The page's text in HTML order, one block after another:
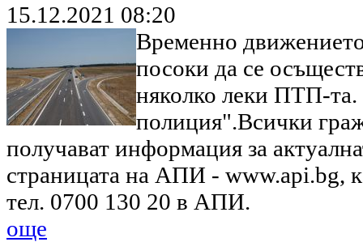
15.12.2021 08:20
Временно
посоки да се
няколко леки ПТП-
полиция".Всички
получават информация за
страницата на АПИ - www.api.bg,
тел. 0700 130 20 в АПИ.
още